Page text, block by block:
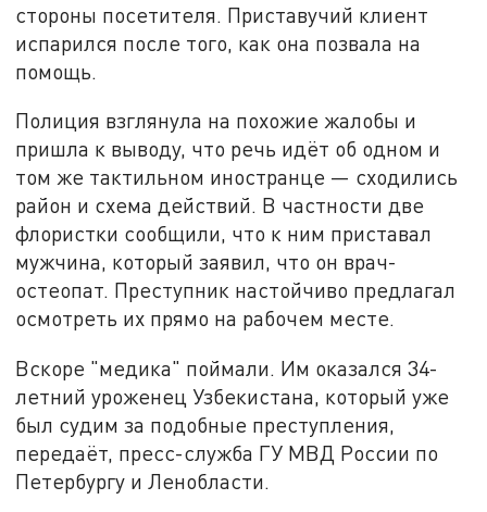
стороны посетителя. Приставучий клиент
испарился после того, как она позвала на
помощь.
Полиция взглянула на похожие жалобы и
пришла к выводу, что речь идёт об одном и
том же тактильном иностранце — сходились
район и схема действий. В частности две
флористки сообщили, что к ним приставал
мужчина, который заявил, что он врач-
остеопат. Преступник настойчиво предлагал
осмотреть их прямо на рабочем месте.
Вскоре "медика" поймали. Им оказался 34-
летний уроженец Узбекистана, который уже
был судим за подобные преступления,
передаёт, пресс-служба ГУ МВД России по
Петербургу и Ленобласти.